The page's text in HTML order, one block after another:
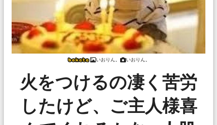
いおりん。 いおりん。
火をつけるの凄く苦労
したけど、ご主人様喜